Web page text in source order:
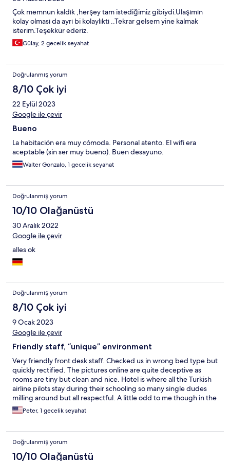
Çok memnun kaldık ,herşey tam istediğimiz gibiydi.Ulaşımın
kolay olması da ayrı bi kolaylıktı ..Tekrar gelsem yine kalmak
isterim.Teşekkür ederiz.
Gülay, 2 gecelik seyahat
Doğrulanmış yorum
8/10 Çok iyi
22 Eylül 2023
Google ile çevir
Bueno
La habitación era muy cómoda. Personal atento. El wifi era
aceptable (sin ser muy bueno). Buen desayuno.
Walter Gonzalo, 1 gecelik seyahat
Doğrulanmış yorum
10/10 Olağanüstü
30 Aralık 2022
Google ile çevir
alles ok
Doğrulanmış yorum
8/10 Çok iyi
9 Ocak 2023
Google ile çevir
Friendly staff, “unique” environment
Very friendly front desk staff. Checked us in wrong bed type but
quickly rectified. The pictures online are quite deceptive as
rooms are tiny but clean and nice. Hotel is where all the Turkish
airline pilots stay during their schooling so many single dudes
milling around but all respectful. A little odd to me though in the
middle of no where that there is a hotel with a massage parlor of
all Southeast Asian women catering to a hotel full of Turkish
a nice temperature though they closed the door on us because
we were too loud (just my daughter and I playing)- must have
been disrupting the massages?! Hot tub in the corner was not
Peter, 1 gecelik seyahat
Doğrulanmış yorum
10/10 Olağanüstü